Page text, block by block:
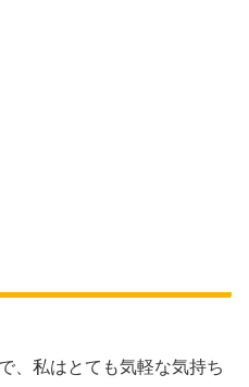
、私はとても気軽な気持ち